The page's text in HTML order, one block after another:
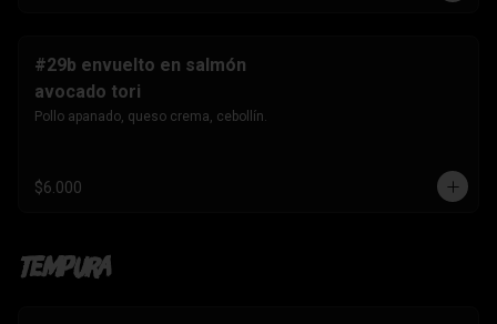
#29b envuelto en salmón
avocado tori
Pollo apanado, queso crema, cebollín.
$6.000
Tempura